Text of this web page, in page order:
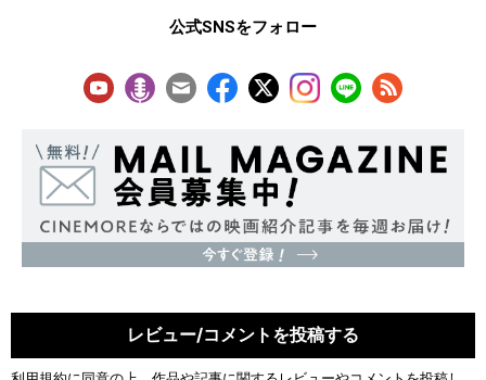
公式SNSをフォロー
レビュー/コメントを投稿する